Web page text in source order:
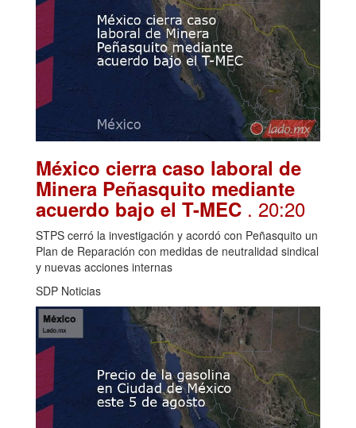
México cierra caso laboral de
Minera Peñasquito mediante
acuerdo bajo el T-MEC . 20:20
STPS cerró la investigación y acordó con Peñasquito un
Plan de Reparación con medidas de neutralidad sindical
y nuevas acciones internas
SDP Noticias